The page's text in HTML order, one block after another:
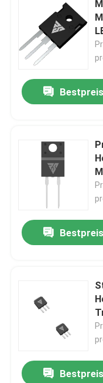
Bestpreis
Bestpreis
Bestpreis